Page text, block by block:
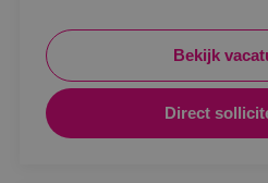
waar je aan toe bent.Bekijk
Direct